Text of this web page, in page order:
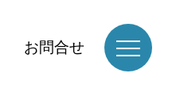
お問合せ